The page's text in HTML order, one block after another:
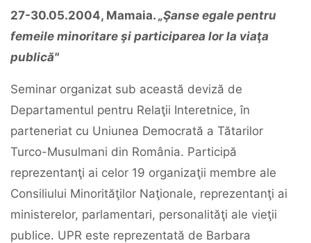
27-30.05.2004, Mamaia. „Şanse egale pentru
femeile minoritare şi participarea lor la viaţa
publică"
Seminar organizat sub această deviză de
Departamentul pentru Relaţii Interetnice, în
parteneriat cu Uniunea Democrată a Tătarilor
Turco-Musulmani din România. Participă
reprezentanţi ai celor 19 organizaţii membre ale
Consiliului Minorităţilor Naţionale, reprezentanţi ai
ministerelor, parlamentari, personalităţi ale vieţii
publice. UPR este reprezentată de Barbara